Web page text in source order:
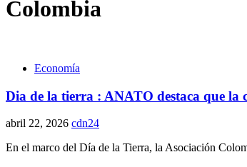
Colombia
Economía
Dia de la tierra : ANATO destaca que la
abril 22, 2026 cdn24
En el marco del Día de la Tierra, la Asociación